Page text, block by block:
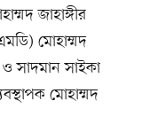
জাহাঙ্গীর
মোহাম্মদ
সাইকা
মোহাম্মদ